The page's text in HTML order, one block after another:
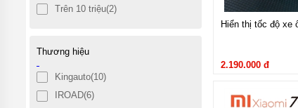
CHƠI XE
Hiển thị tốc độ xe
2.190.000 đ
Trên 10 triệu(2)
Thương hiệu
Kingauto(10)
IROAD(6)